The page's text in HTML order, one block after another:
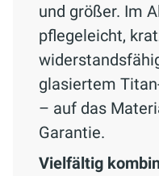
und größer. Im
pflegeleicht,
glasiertem
– auf das
Garantie.
Vielfältig